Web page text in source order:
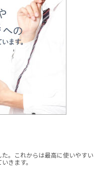
。これからは最高に使いやすい
きます。